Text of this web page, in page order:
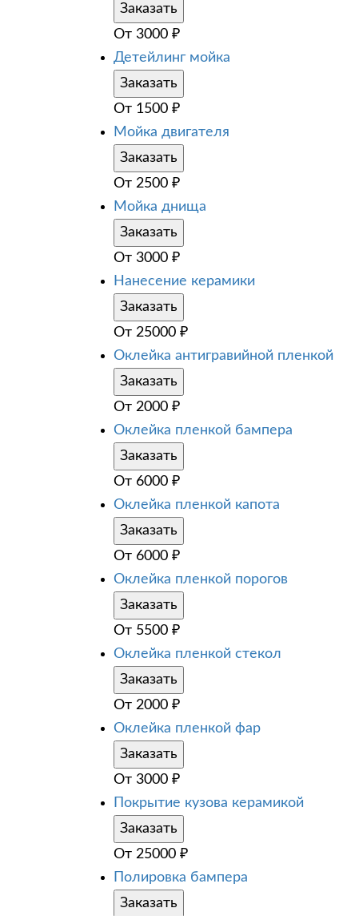
Заказать
От 3000 ₽
Детейлинг мойка
Заказать
От 1500 ₽
Мойка двигателя
Заказать
От 2500 ₽
Мойка днища
Заказать
От 3000 ₽
Нанесение керамики
Заказать
От 25000 ₽
Оклейка антигравийной пленкой
Заказать
От 2000 ₽
Оклейка пленкой бампера
Заказать
От 6000 ₽
Оклейка пленкой капота
Заказать
От 6000 ₽
Оклейка пленкой порогов
Заказать
От 5500 ₽
Оклейка пленкой стекол
Заказать
От 2000 ₽
Оклейка пленкой фар
Заказать
От 3000 ₽
Покрытие кузова керамикой
Заказать
От 25000 ₽
Полировка бампера
Заказать